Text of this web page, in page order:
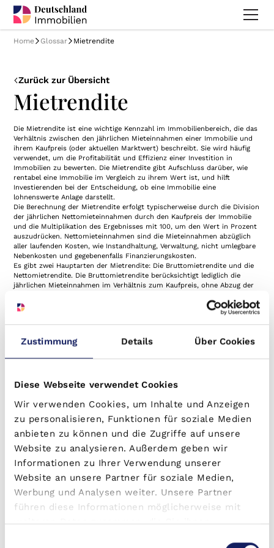
Zustimmung Details Über Cookies
Diese Webseite verwendet Cookies
Wir verwenden Cookies, um Inhalte und Anzeigen
zu personalisieren, Funktionen für soziale Medien
anbieten zu können und die Zugriffe auf unsere
Website zu analysieren. Außerdem geben wir
Informationen zu Ihrer Verwendung unserer
Website an unsere Partner für soziale Medien,
Werbung und Analysen weiter. Unsere Partner
führen diese Informationen möglicherweise mit
weiteren Daten zusammen, die Sie ihnen
Home Glossar Mietrendite
Mietrendite
Die Mietrendite ist eine wichtige Kennzahl im Immobilienbereich, die das
Verhältnis zwischen den jährlichen Mieteinnahmen einer Immobilie und
ihrem Kaufpreis (oder aktuellen Marktwert) beschreibt. Sie wird häufig
verwendet, um die Profitabilität und Effizienz einer Investition in
Immobilien zu bewerten. Die Mietrendite gibt Aufschluss darüber, wie
rentabel eine Immobilie im Vergleich zu ihrem Wert ist, und hilft
Investierenden bei der Entscheidung, ob eine Immobilie eine
lohnenswerte Anlage darstellt.
Die Berechnung der Mietrendite erfolgt typischerweise durch die Division
der jährlichen Nettomieteinnahmen durch den Kaufpreis der Immobilie
und die Multiplikation des Ergebnisses mit 100, um den Wert in Prozent
auszudrücken. Nettomieteinnahmen sind die Mieteinnahmen abzüglich
aller laufenden Kosten, wie Instandhaltung, Verwaltung, nicht umlegbare
Nebenkosten und gegebenenfalls Finanzierungskosten.
Es gibt zwei Hauptarten der Mietrendite: Die Bruttomietrendite und die
Nettomietrendite. Die Bruttomietrendite berücksichtigt lediglich die
jährlichen Mieteinnahmen im Verhältnis zum Kaufpreis, ohne Abzug der
Kosten ab und bietet somit ein realistischeres Bild der tatsächlichen
Rendite.
Eine hohe Mietrendite deutet auf eine effiziente Investition hin, bei der
Allerdings sollten Investierende neben der Mietrendite auch andere
Zurück zur Übersicht